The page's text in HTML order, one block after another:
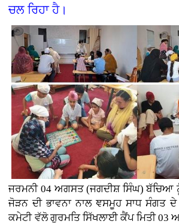
ਚਲ ਰਿਹਾ ਹੈ।
ਜਰਮਨੀ04 ਅਗਸਤ (ਜਗਦੀਸ਼ ਸਿੰਘ) ਬੱਚਿਆ
ਜੋੜਨ ਦੀ ਭਾਵਨਾ ਨਾਲ ਞਸਮੂਹ ਸਾਧ ਸੰਗਤ
ਕਮੇਟੀ ਵੱਲੋ ਗੁਰਮਤਿ ਸਿੱਖਲਾਈ ਕੈਂਪ ਮਿਤੀ 03